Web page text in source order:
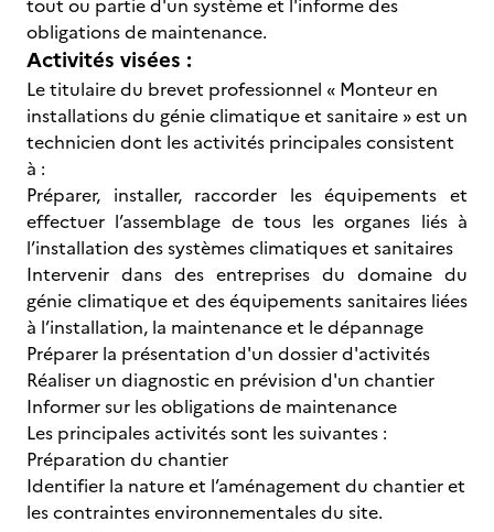
tout ou partie d'un système et l'informe des
obligations de maintenance.
Activités visées :
Le titulaire du brevet professionnel « Monteur en
installations du génie climatique et sanitaire » est un
technicien dont les activités principales consistent
à :
Préparer, installer, raccorder les équipements et
effectuer l’assemblage de tous les organes liés à
l’installation des systèmes climatiques et sanitaires
Intervenir dans des entreprises du domaine du
génie climatique et des équipements sanitaires liées
à l’installation, la maintenance et le dépannage
Préparer la présentation d'un dossier d'activités
Réaliser un diagnostic en prévision d'un chantier
Informer sur les obligations de maintenance
Les principales activités sont les suivantes :
Préparation du chantier
Identifier la nature et l’aménagement du chantier et
les contraintes environnementales du site.